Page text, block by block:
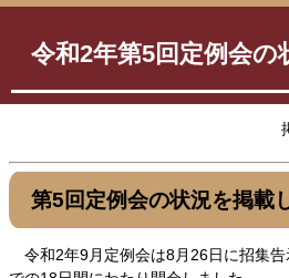
令和2年第5回定例会の
第5回定例会の状況を掲載
令和2年9月定例会は8月26日に招集告